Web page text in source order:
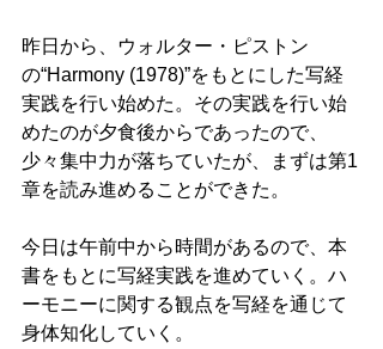
昨日から、ウォルター・ピストン
の“Harmony (1978)”をもとにした写経
実践を行い始めた。その実践を行い始
めたのが夕食後からであったので、
少々集中力が落ちていたが、まずは第1
章を読み進めることができた。
今日は午前中から時間があるので、本
書をもとに写経実践を進めていく。ハ
ーモニーに関する観点を写経を通じて
身体知化していく。